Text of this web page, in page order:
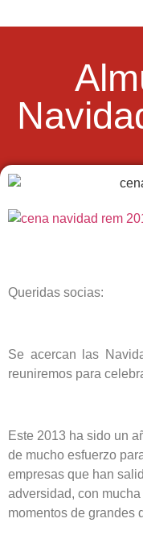
Queridas socias:
Se acercan las
reuniremos para
Este 2013 ha sido un
de mucho esfuerzo
empresas que han
adversidad, con
momentos de grandes